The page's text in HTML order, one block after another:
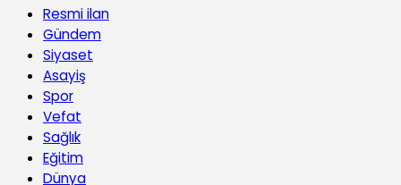
Resmi ilan
Gündem
Siyaset
Asayiş
Spor
Vefat
Sağlık
Eğitim
Dünya